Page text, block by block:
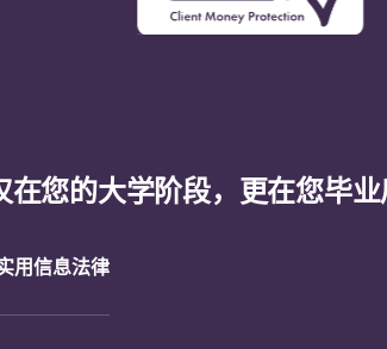
在您的大学阶段，更在您毕
用信息法律